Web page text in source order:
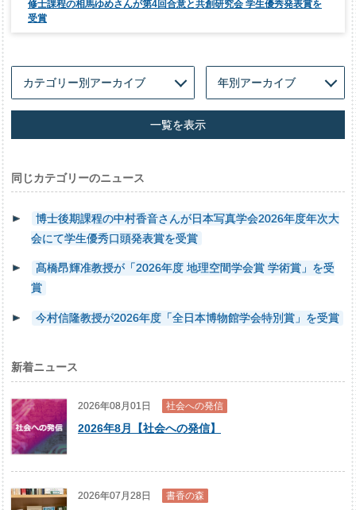
修士課程の相馬ゆめさんが第4回合意と共創研究会 学生優秀発表賞を
受賞
一覧を表示
同じカテゴリーのニュース
博士後期課程の中村香音さんが日本写真学会2026年度年次大
会にて学生優秀口頭発表賞を受賞
髙橋昂輝准教授が「2026年度 地理空間学会賞 学術賞」を受
賞
今村信隆教授が2026年度「全日本博物館学会特別賞」を受賞
新着ニュース
2026年08月01日 社会への発信
2026年8月【社会への発信】
2026年07月28日 書香の森